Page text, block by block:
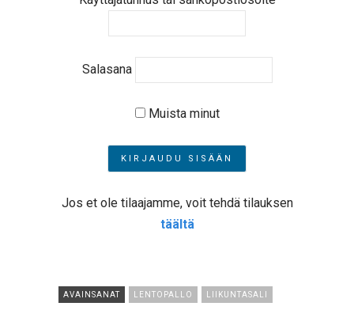
Salasana
Muista minut
Jos et ole tilaajamme, voit tehdä tilauksen
täältä
AVAINSANAT LENTOPALLO LIIKUNTASALI